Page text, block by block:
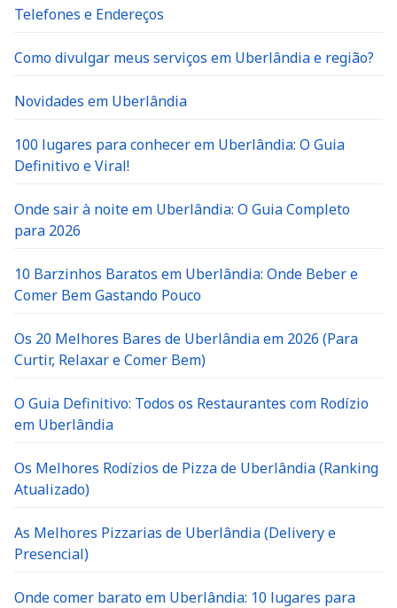
Telefones e Endereços
Como divulgar meus serviços em Uberlândia e região?
Novidades em Uberlândia
100 lugares para conhecer em Uberlândia: O Guia
Definitivo e Viral!
Onde sair à noite em Uberlândia: O Guia Completo
para 2026
10 Barzinhos Baratos em Uberlândia: Onde Beber e
Comer Bem Gastando Pouco
Os 20 Melhores Bares de Uberlândia em 2026 (Para
Curtir, Relaxar e Comer Bem)
O Guia Definitivo: Todos os Restaurantes com Rodízio
em Uberlândia
Os Melhores Rodízios de Pizza de Uberlândia (Ranking
Atualizado)
As Melhores Pizzarias de Uberlândia (Delivery e
Presencial)
Onde comer barato em Uberlândia: 10 lugares para